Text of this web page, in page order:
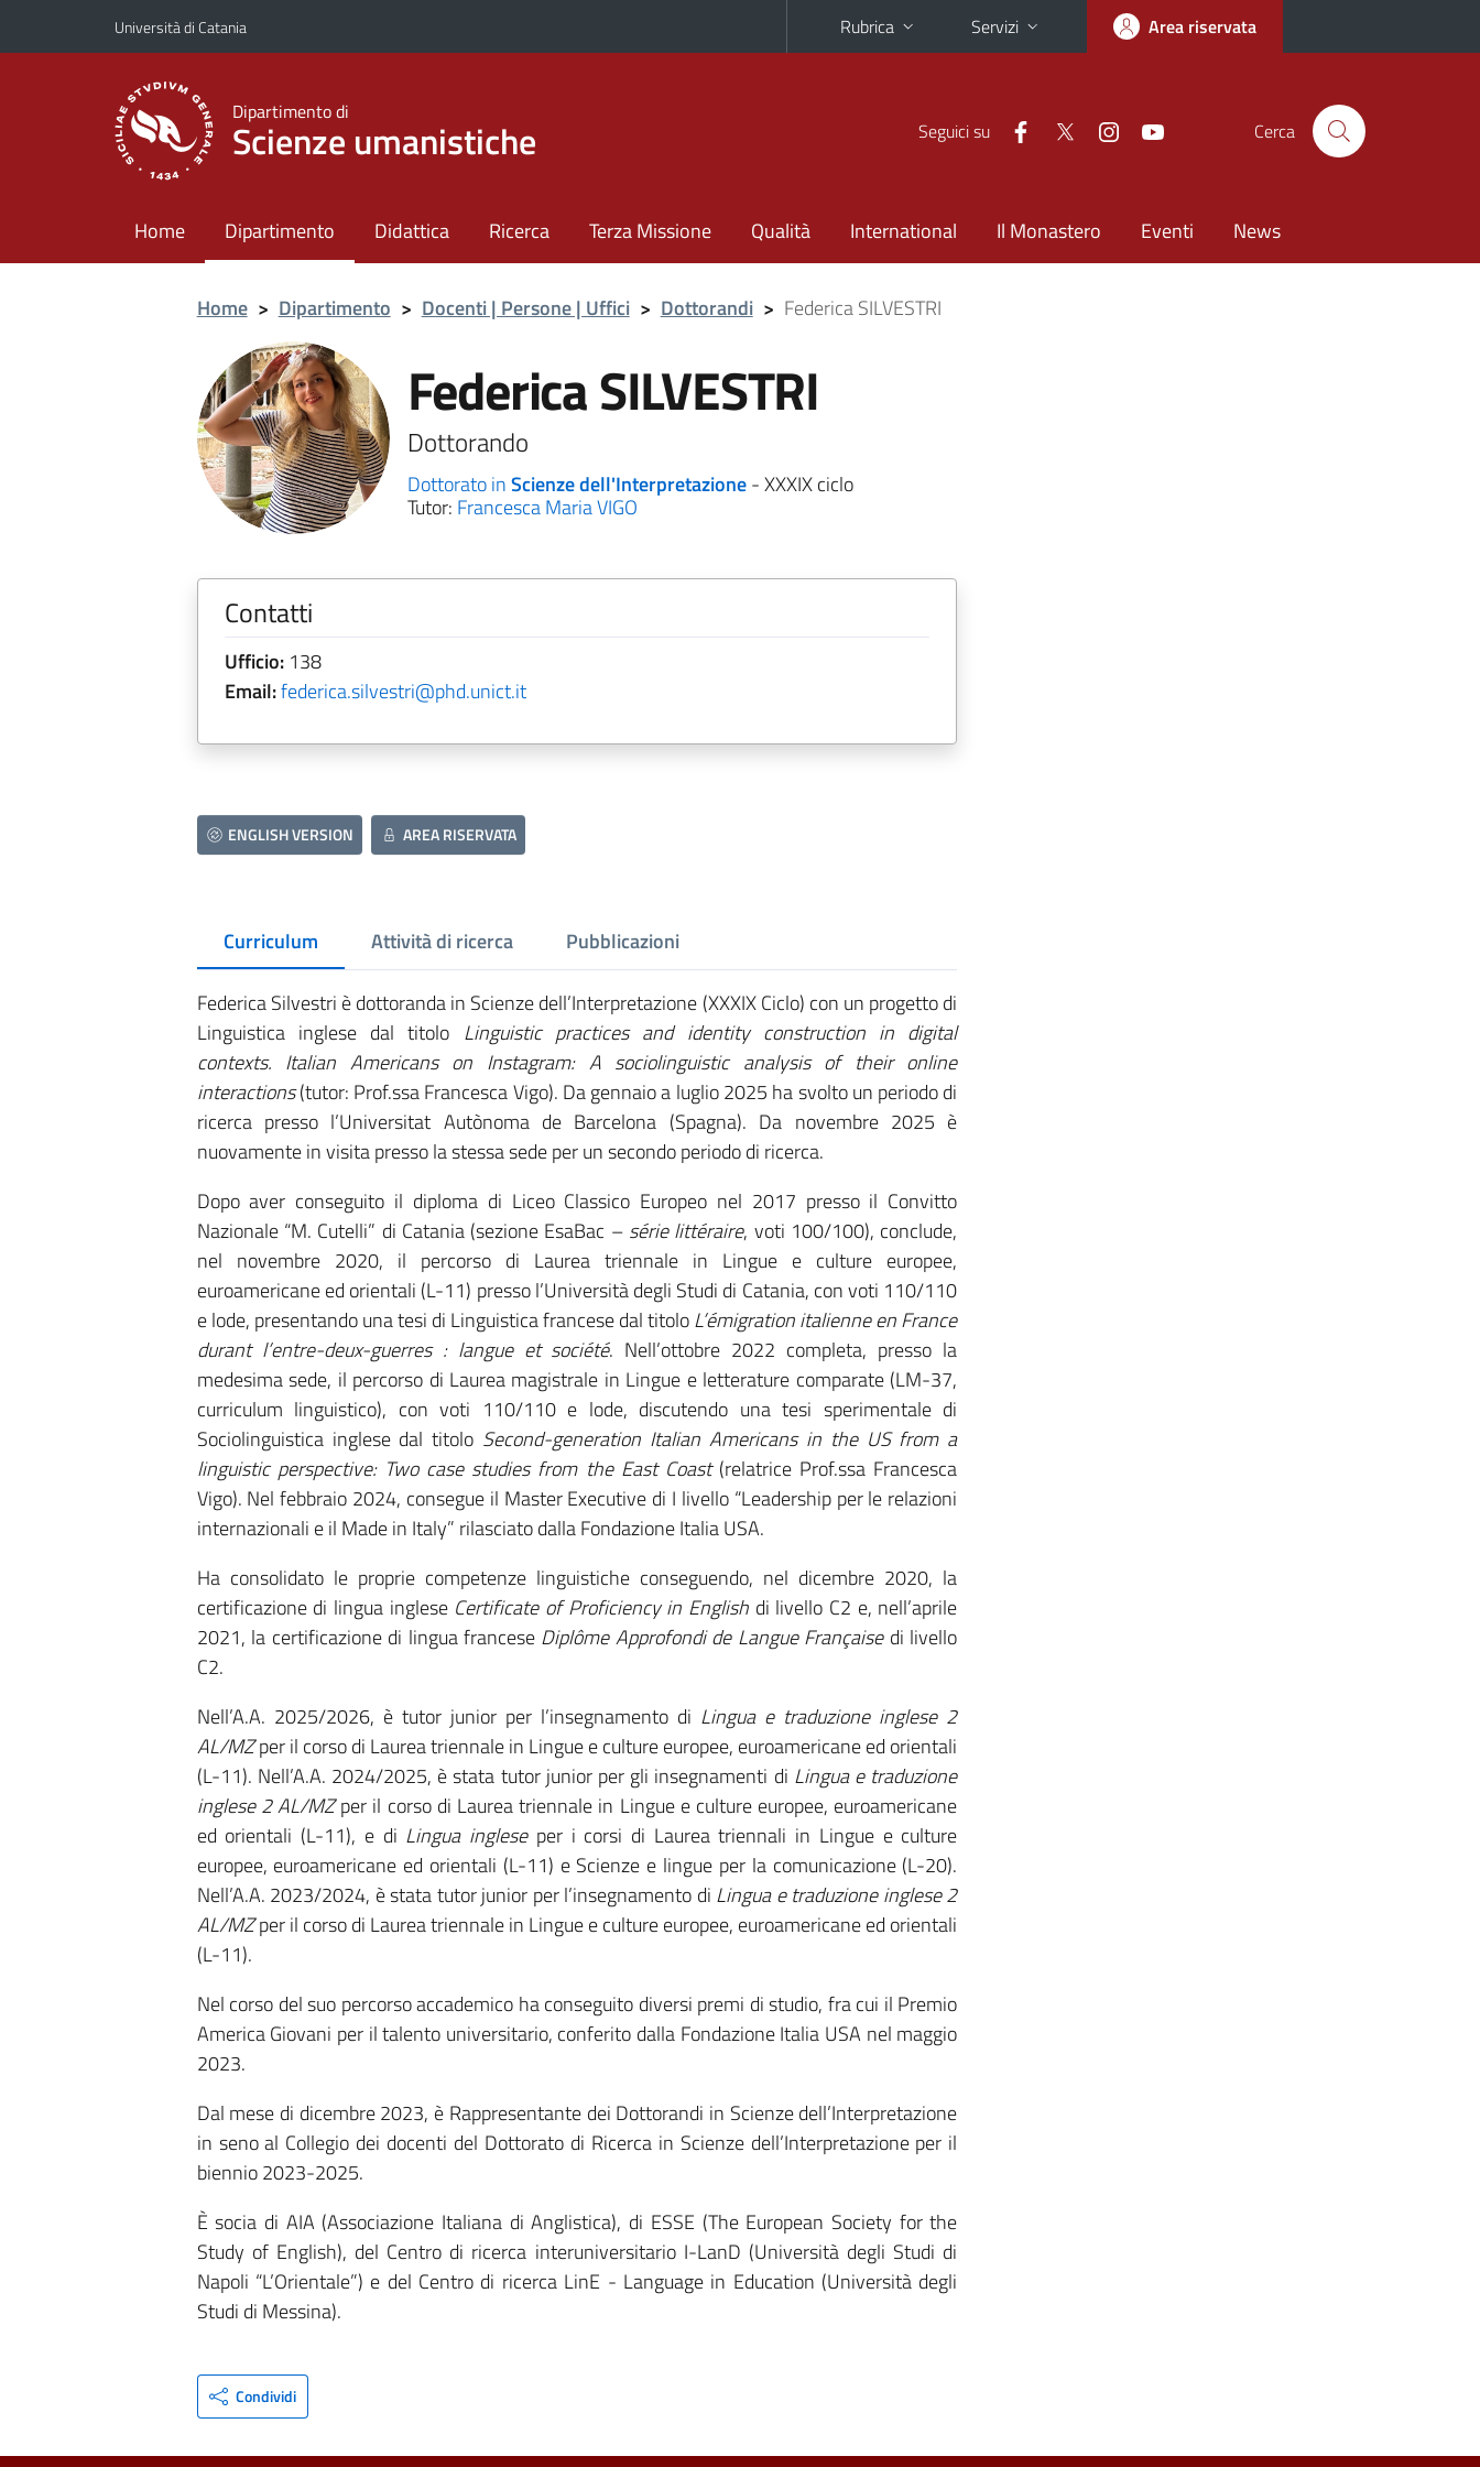
Vai al contenuto principale
Vai al menu di navigazione
Università di Catania Rubrica Servizi Area riservata
Dipartimento di
Scienze umanistiche Seguici su Cerca
Home Dipartimento Didattica Ricerca Terza Missione Qualità International Il Monastero Eventi News
Home > Dipartimento > Docenti | Persone | Uffici > Dottorandi > Federica SILVESTRI
Federica SILVESTRI
Dottorando
Dottorato inScienze dell'Interpretazione- XXXIX ciclo
Tutor: Francesca Maria VIGO
Contatti
Ufficio:138
Email:federica.silvestri@phd.unict.it
ENGLISH VERSION AREA RISERVATA
Curriculum Attività di ricerca Pubblicazioni
Federica Silvestri è dottoranda in Scienze dell’Interpretazione (XXXIX Ciclo) con un progetto di
Linguistica inglese dal titolo Linguistic practices and identity construction in digital
contexts. Italian Americans on Instagram: A sociolinguistic analysis of their online
interactions(tutor: Prof.ssa Francesca Vigo). Da gennaio a luglio 2025 ha svolto un periodo di
ricerca presso l’Universitat Autònoma de Barcelona (Spagna). Da novembre 2025 è
nuovamente in visita presso la stessa sede per un secondo periodo di ricerca.
Dopo aver conseguito il diploma di Liceo Classico Europeo nel 2017 presso il Convitto
Nazionale “M. Cutelli” di Catania (sezione EsaBac – série littéraire, voti 100/100), conclude,
nel novembre 2020, il percorso di Laurea triennale in Lingue e culture europee,
euroamericane ed orientali (L-11) presso l’Università degli Studi di Catania, con voti 110/110
e lode, presentando una tesi di Linguistica francese dal titoloL’émigration italienne en France
durant l’entre-deux-guerres : langue et société. Nell’ottobre 2022 completa, presso la
medesima sede, il percorso di Laurea magistrale in Lingue e letterature comparate (LM-37,
curriculum linguistico), con voti 110/110 e lode, discutendo una tesi sperimentale di
Sociolinguistica inglese dal titolo Second-generation Italian Americans in the US from a
linguistic perspective: Two case studies from the East Coast(relatrice Prof.ssa Francesca
Vigo). Nel febbraio 2024, consegue il Master Executive di I livello “Leadership per le relazioni
internazionali e il Made in Italy” rilasciato dalla Fondazione Italia USA.
Ha consolidato le proprie competenze linguistiche conseguendo, nel dicembre 2020, la
certificazione di lingua inglese Certificate of Proficiency in English di livello C2 e, nell’aprile
2021, la certificazione di lingua francese Diplôme Approfondi de Langue Françaisedi livello
C2.
Nell’A.A. 2025/2026, è tutor junior per l’insegnamento di Lingua e traduzione inglese 2
AL/MZper il corso di Laurea triennale in Lingue e culture europee, euroamericane ed orientali
(L-11). Nell’A.A. 2024/2025, è stata tutor junior per gli insegnamenti di Lingua e traduzione
inglese 2 AL/MZper il corso di Laurea triennale in Lingue e culture europee, euroamericane
ed orientali (L-11), e di Lingua ingleseper i corsi di Laurea triennali in Lingue e culture
europee, euroamericane ed orientali (L-11) e Scienze e lingue per la comunicazione (L-20).
Nell’A.A. 2023/2024, è stata tutor junior per l’insegnamento di Lingua e traduzione inglese 2
AL/MZper il corso di Laurea triennale in Lingue e culture europee, euroamericane ed orientali
(L-11).
Nel corso del suo percorso accademico ha conseguito diversi premi di studio, fra cui il Premio
America Giovani per il talento universitario, conferito dalla Fondazione Italia USA nel maggio
2023.
Dal mese di dicembre 2023, è Rappresentante dei Dottorandi in Scienze dell’Interpretazione
in seno al Collegio dei docenti del Dottorato di Ricerca in Scienze dell’Interpretazione per il
biennio 2023-2025.
È socia di AIA (Associazione Italiana di Anglistica), di ESSE (The European Society for the
Study of English), del Centro di ricerca interuniversitario I-LanD (Università degli Studi di
Napoli “L’Orientale”) e del Centro di ricerca LinE - Language in Education (Università degli
Studi di Messina).
Condividi